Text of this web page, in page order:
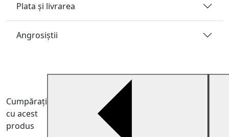
Plata și livrarea
Angrosiştii
Cumpărați
cu acest
produs